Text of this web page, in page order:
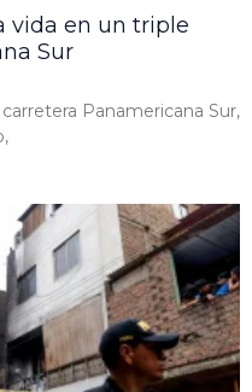
vida en un triple
Sur
Panamericana Sur,